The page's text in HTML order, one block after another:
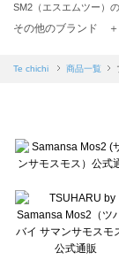
SM2（エスエムツー）
TSUHARU by
Samansa Mos2 blue（
Te chichi（テチチ）の
Te chichi CLASSIC（テ
Lugnoncure（ルノンキ
BETTY'S BLUE（べテ
Wpc.（ワールドパーテ
その他のブランド ＋
Te chichi 商品一覧